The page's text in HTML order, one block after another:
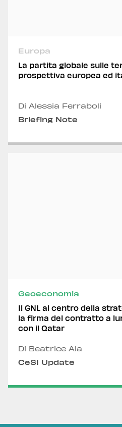
Europa
La partita globale sulle
prospettiva europea ed
Di Alessia Ferraboli
Briefing Note
Geoeconomia
Il GNL al centro della
la firma del contratto a
con il Qatar
Di Beatrice Ala
CeSI Update